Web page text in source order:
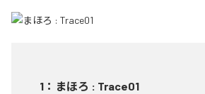
1 ： まほろ : Trace01